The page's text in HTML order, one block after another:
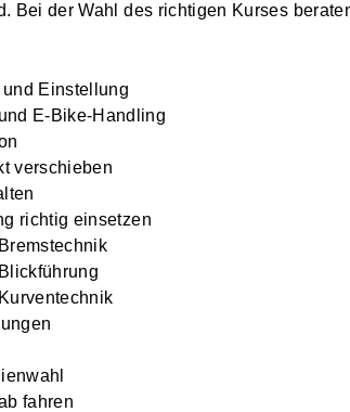
Bei der Wahl des richtigen Kurses
Einstellung
E-Bike-Handling
verschieben
richtig einsetzen
fahren